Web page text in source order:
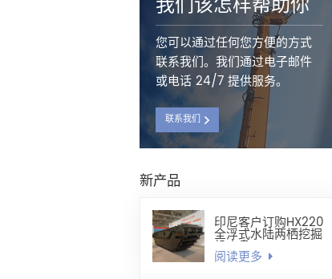
您可以通过任何您方便的方式
联系我们。我们通过电子邮件
或电话 24/7 提供服务。
联系我们
新产品
印尼客户订购HX220
全浮式水陆两栖挖掘
机底盘
阅读更多